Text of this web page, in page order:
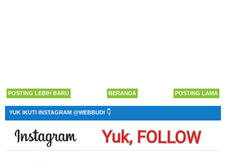
POSTING LEBIH BARU POSTING LAMA
BERANDA
YUK IKUTI INSTAGRAM @WEBBUDI 👇